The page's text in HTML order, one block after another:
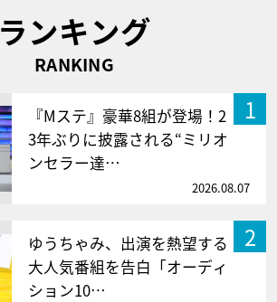
ランキング
RANKING
1
『Mステ』豪華8組が登場！2
3年ぶりに披露される“ミリオ
ンセラー達…
2026.08.07
2
ゆうちゃみ、出演を熱望する
大人気番組を告白「オーディ
ション10…